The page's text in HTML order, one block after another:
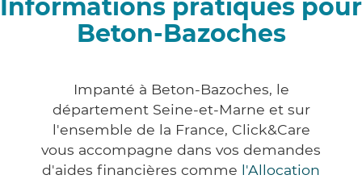
Informations pratiques pour
Beton-Bazoches
Impanté à Beton-Bazoches, le
département Seine-et-Marne et sur
l'ensemble de la France, Click&Care
vous accompagne dans vos demandes
d'aides financières comme l'Allocation